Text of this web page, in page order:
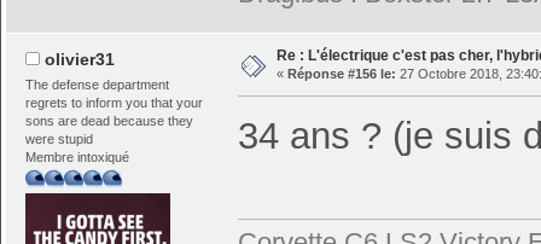
olivier31
The defense department
regrets to inform you that your
sons are dead because they
were stupid
Membre intoxiqué
Re : L'électrique c'est pas cher,
« Réponse #156 le: 27 Octobre 2018,
34 ans ? (je suis